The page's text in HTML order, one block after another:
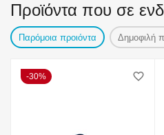
Προϊόντα που σε
Παρόμοια προιόντα Δημοφιλή
30%